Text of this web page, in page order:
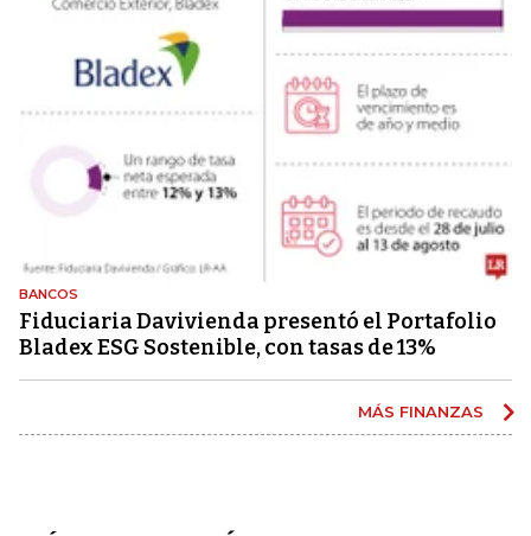
BANCOS
Fiduciaria Davivienda presentó el Portafolio
Bladex ESG Sostenible, con tasas de 13%
MÁS FINANZAS